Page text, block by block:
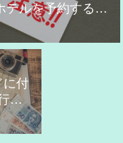
テルを予約する時
の注意点
に付
保